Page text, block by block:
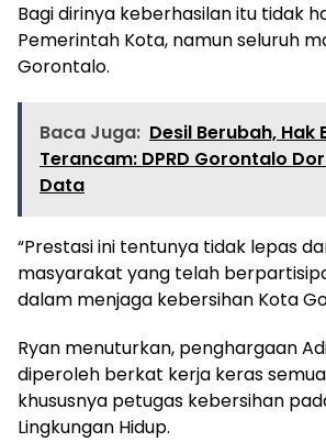
Bagi dirinya keberhasilan itu tidak
Pemerintah Kota, namun seluruh
Gorontalo.
Baca Juga: Desil Berubah, Hak
Terancam: DPRD Gorontalo
Data
“Prestasi ini tentunya tidak lepas
masyarakat yang telah
dalam menjaga kebersihan Kota
Ryan menuturkan, penghargaan
diperoleh berkat kerja keras
khususnya petugas kebersihan
Lingkungan Hidup.